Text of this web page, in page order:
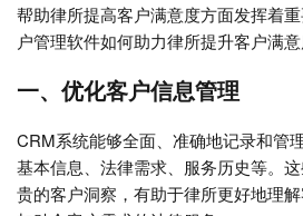
帮助律所提高客户满意度方面发挥着
户管理软件如何助力律所提升客户满
一、优化客户信息管理
CRM系统能够全面、准确地记录和管
基本信息、法律需求、服务历史等。
贵的客户洞察，有助于律所更好地理